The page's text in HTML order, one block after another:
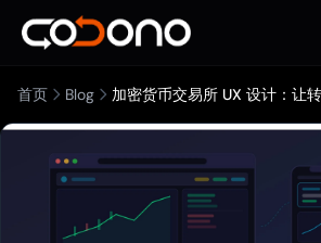
首页 Blog 加密货币交易所 UX 设计：让